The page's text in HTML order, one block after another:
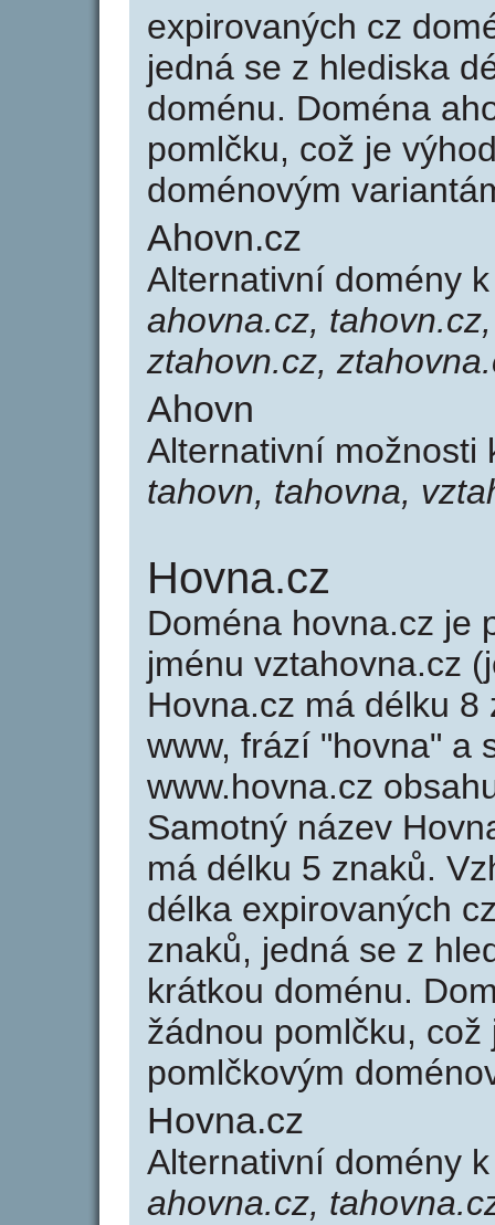
expirovaných cz
jedná se z hlediska
doménu. Doména
pomlčku, což je
doménovým
Ahovn.cz
Alternativní domény
ahovna.cz,
ztahovn.cz,
Ahovn
Alternativní
tahovn, tahovna,
Hovna.cz
Doména hovna.cz je
jménu vztahovna.cz
Hovna.cz má délku
www, frází "hovna" a
www.hovna.cz
Samotný název
má délku 5 znaků.
délka expirovaných
znaků, jedná se z
krátkou doménu.
žádnou pomlčku,
pomlčkovým
Hovna.cz
Alternativní domény
ahovna.cz,